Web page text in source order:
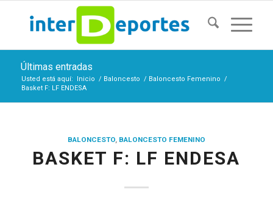
Últimas entradas
Usted está aquí: Inicio / Baloncesto / Baloncesto Femenino /
Basket F: LF ENDESA
BALONCESTO, BALONCESTO FEMENINO
BASKET F: LF ENDESA